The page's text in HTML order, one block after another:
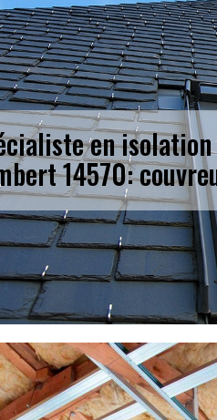
en
14570: